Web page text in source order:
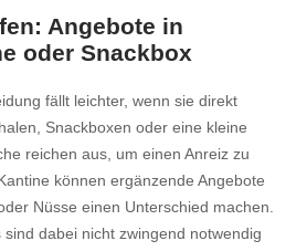
Angebote in
oder Snackbox
fällt leichter, wenn sie direkt
Snackboxen oder eine kleine
reichen aus, um einen Anreiz zu
können ergänzende Angebote
Nüsse einen Unterschied machen.
sind dabei nicht zwingend notwendig